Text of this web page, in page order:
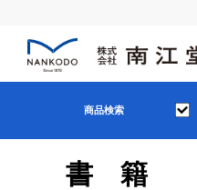
商品検索
書籍